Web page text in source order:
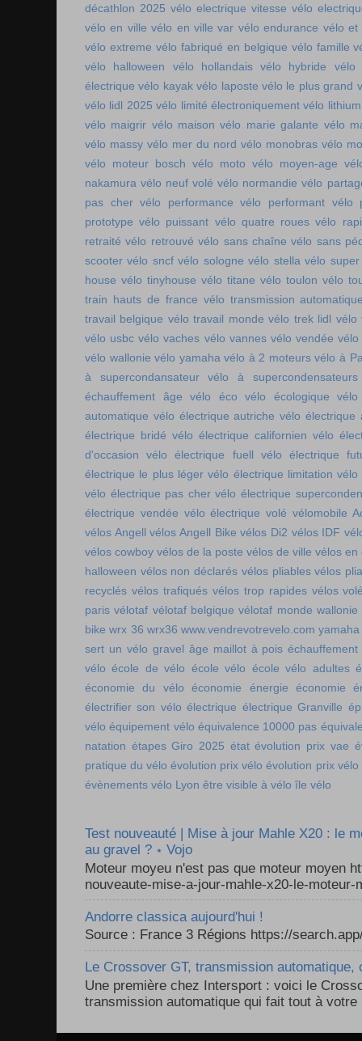
décathlon 2025 vélo electrique vitesse vélo
vélo en ville vélo en ville var vélo endurance vélo et
vélo extreme vélo fabriqué en belgique vélo famille
vélo halloween
vélo hollandais vélo hybride
vélo
électrique vélo kayak vélo laposte vélo le plus grand
vélo lidl 2025 vélo limité électroniquement vélo lithium
vélo maigrir vélo maison vélo marie galante vélo
vélo massy vélo mer du nord vélo monobras vélo
vélo moteur bosch vélo moto vélo moyen-age
nakamura vélo neuf volé vélo normandie vélo
pas cher vélo performance vélo performant vélo
prototype vélo puissant vélo quatre roues vélo
retraité vélo retrouvé vélo sans chaîne vélo sans
scooter vélo sncf vélo sologne vélo stella vélo
house vélo tinyhouse vélo titane vélo toulon vélo
train hauts de france vélo transmission
travail belgique vélo travail monde vélo trek lidl vélo
vélo usbc vélo vaches vélo vannes vélo vendée vélo
vélo wallonie vélo yamaha vélo à 2 moteurs vélo à
à supercondansateur
vélo à supercondensateurs
échauffement âge
vélo éco vélo écologique
automatique vélo électrique autriche vélo électrique
électrique bridé vélo électrique californien vélo
d'occasion
vélo électrique fuell
vélo électrique
électrique le plus léger vélo électrique limitation vélo
vélo électrique pas cher vélo électrique
électrique vendée vélo électrique volé vélomobile
vélos Angell vélos Angell Bike vélos Di2 vélos IDF
vélos cowboy vélos de la poste vélos de ville vélos en
halloween vélos non déclarés vélos pliables vélos
recyclés vélos trafiqués vélos trop rapides vélos
paris vélotaf vélotaf belgique vélotaf monde wallonie
bike wrx 36 wrx36 www.vendrevotrevelo.com
sert un vélo gravel âge maillot à pois
vélo école de vélo école vélo école vélo adultes
économie du vélo
économie énergie
économie
électrifier son vélo électrique électrique Granville
vélo équipement vélo équivalence 10000 pas
natation étapes Giro 2025 état évolution prix vae
pratique du vélo évolution prix vélo évolution prix
évènements vélo Lyon être visible à vélo île vélo
Test nouveauté | Mise à jour Mahle X20 : le
au gravel ? ⋆ Vojo
Moteur moyeu n'est pas que moteur moyen
nouveaute-mise-a-jour-mahle-x20-le-
Andorre classica aujourd'hui !
Source : France 3 Régions https://
Le Crossover GT, transmission automatique,
Une première chez Intersport : voici le
transmission automatique qui fait tout à